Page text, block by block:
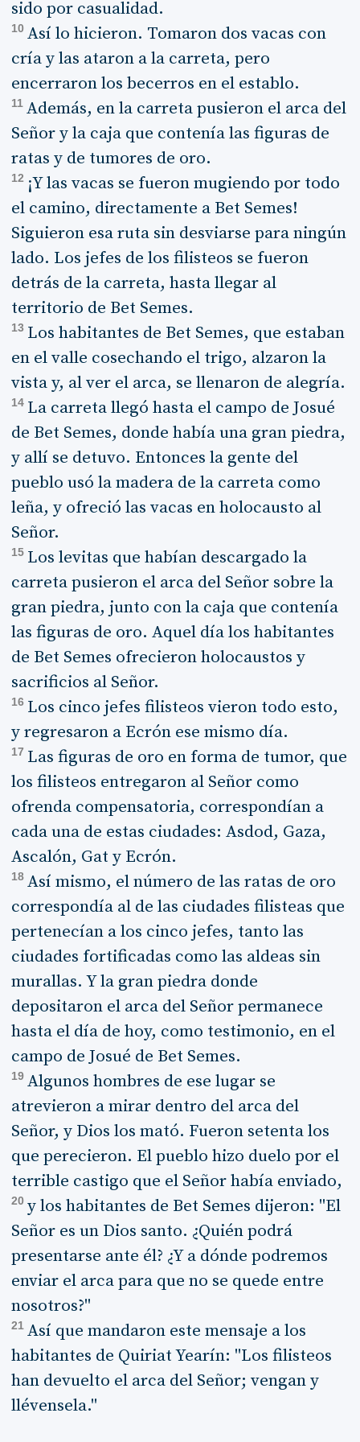
sido por casualidad.
10 Así lo hicieron. Tomaron dos vacas con
cría y las ataron a la carreta, pero
encerraron los becerros en el establo.
11 Además, en la carreta pusieron el arca del
Señor y la caja que contenía las figuras de
ratas y de tumores de oro.
12 ¡Y las vacas se fueron mugiendo por todo
el camino, directamente a Bet Semes!
Siguieron esa ruta sin desviarse para ningún
lado. Los jefes de los filisteos se fueron
detrás de la carreta, hasta llegar al
territorio de Bet Semes.
13 Los habitantes de Bet Semes, que estaban
en el valle cosechando el trigo, alzaron la
vista y, al ver el arca, se llenaron de alegría.
14 La carreta llegó hasta el campo de Josué
de Bet Semes, donde había una gran piedra,
y allí se detuvo. Entonces la gente del
pueblo usó la madera de la carreta como
leña, y ofreció las vacas en holocausto al
Señor.
15 Los levitas que habían descargado la
carreta pusieron el arca del Señor sobre la
gran piedra, junto con la caja que contenía
las figuras de oro. Aquel día los habitantes
de Bet Semes ofrecieron holocaustos y
sacrificios al Señor.
16 Los cinco jefes filisteos vieron todo esto,
y regresaron a Ecrón ese mismo día.
17 Las figuras de oro en forma de tumor, que
los filisteos entregaron al Señor como
ofrenda compensatoria, correspondían a
cada una de estas ciudades: Asdod, Gaza,
Ascalón, Gat y Ecrón.
18 Así mismo, el número de las ratas de oro
correspondía al de las ciudades filisteas que
pertenecían a los cinco jefes, tanto las
ciudades fortificadas como las aldeas sin
murallas. Y la gran piedra donde
depositaron el arca del Señor permanece
hasta el día de hoy, como testimonio, en el
campo de Josué de Bet Semes.
19 Algunos hombres de ese lugar se
atrevieron a mirar dentro del arca del
Señor, y Dios los mató. Fueron setenta los
que perecieron. El pueblo hizo duelo por el
terrible castigo que el Señor había enviado,
20 y los habitantes de Bet Semes dijeron: "El
Señor es un Dios santo. ¿Quién podrá
presentarse ante él? ¿Y a dónde podremos
enviar el arca para que no se quede entre
nosotros?"
21 Así que mandaron este mensaje a los
habitantes de Quiriat Yearín: "Los filisteos
han devuelto el arca del Señor; vengan y
llévensela."